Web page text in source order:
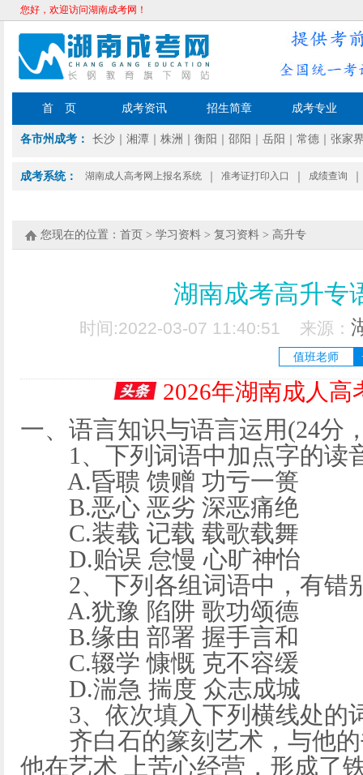
您好，欢迎访问湖南成考网！
首 页 成考资讯 招生简章 成考专业
各市州成考： 长沙 湘潭 株洲 衡阳 邵阳 岳阳 常德 张家
成考系统： 湖南成人高考网上报名系统 准考证打印入口 成绩查询
您现在的位置： 首页 > 学习资料 > 复习资料 > 高升专
湖南成考高升专
时间:2022-03-07 11:40:51 来源：
值班老师
2026年湖南成人高
一、语言知识与语言运用(24分
1、下列词语中加点字的读
A.昏聩 馈赠 功亏一篑
B.恶心 恶劣 深恶痛绝
C.装载 记载 载歌载舞
D.贻误 怠慢 心旷神怡
2、下列各组词语中，有错
A.犹豫 陷阱 歌功颂德
B.缘由 部署 握手言和
C.辍学 慷慨 克不容缓
D.湍急 揣度 众志成城
3、依次填入下列横线处的
齐白石的篆刻艺术，与他的
他在艺术 上苦心经营，形成了